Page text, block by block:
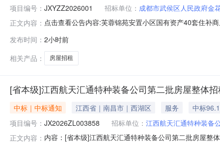
项目编号： JXYZZ2026001 招标单位： 成都市武侯区人民政府金
正文内容： 点击查看公告内容:芙蓉锦苑安置小区国有资产40套住补
发布时间： 2小时前
相关产品：
房屋招租
[省本级]江西航天汇通特种装备公司第二批房屋整体
中标｜中标通知 江西省｜南昌市｜西湖区 服务
中标
项目编号： JX2026ZL003858 招标单位： 江西航天汇通特种装备
正文内容： 内容：[省本级]江西航天汇通特种装备公司第二批房屋整